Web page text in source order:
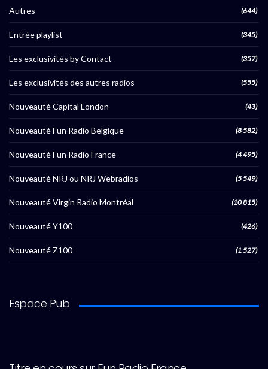
Autres (644)
Entrée playlist (345)
Les exclusivités by Contact (357)
Les exclusivités des autres radios (555)
Nouveauté Capital London (43)
Nouveauté Fun Radio Belgique (8 582)
Nouveauté Fun Radio France (4 495)
Nouveauté NRJ ou NRJ Webradios (5 549)
Nouveauté Virgin Radio Montréal (10 815)
Nouveauté Y100 (426)
Nouveauté Z100 (1 527)
Espace Pub